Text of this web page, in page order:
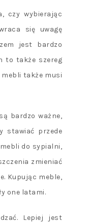
czy wybierając
się uwagę
jest bardzo
to także szereg
także musi
bardzo ważne,
stawiać przede
do sypialni,
zmieniać
Kupując meble,
one latami.
Lepiej jest